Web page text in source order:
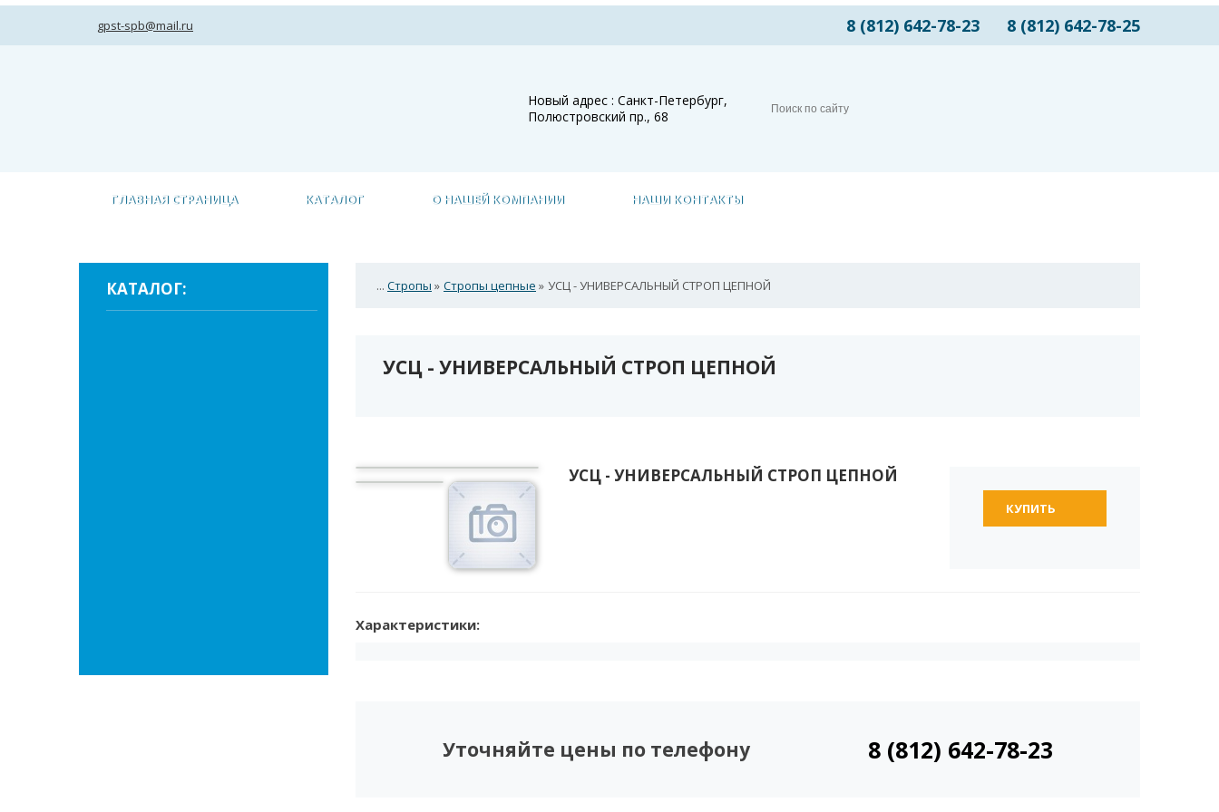
gpst-spb@mail.ru 8 (812) 642-78-25
8 (812) 642-78-23
Новый адрес : Санкт-Петербург,
Полюстровский пр., 68
ГЛАВНАЯ СТРАНИЦА КАТАЛОГ О НАШЕЙ КОМПАНИИ НАШИ КОНТАКТЫ
КАТАЛОГ: ... Стропы » Стропы цепные » УСЦ - УНИВЕРСАЛЬНЫЙ СТРОП ЦЕПНОЙ
УСЦ - УНИВЕРСАЛЬНЫЙ СТРОП ЦЕПНОЙ
УСЦ - УНИВЕРСАЛЬНЫЙ СТРОП ЦЕПНОЙ
КУПИТЬ
Характеристики:
Уточняйте цены по телефону 8 (812) 642-78-23